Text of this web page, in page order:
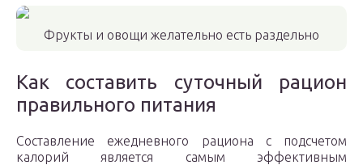
Фрукты и овощи желательно есть раздельно
Как составить суточный рацион
правильного питания
Составление ежедневного рациона с подсчетом
калорий является самым эффективным